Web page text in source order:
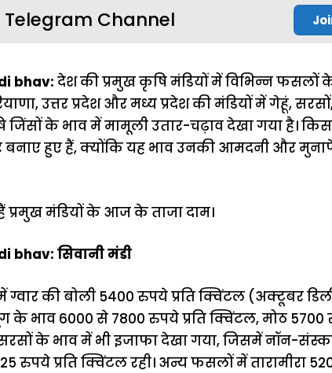
Telegram Channel
bhav: देश की प्रमुख कृषि मंडियों में विभिन्न फसलों
उत्तर प्रदेश और मध्य प्रदेश की मंडियों में गेहूं,
के भाव में मामूली उतार-चढ़ाव देखा गया है।
बनाए हुए हैं, क्योंकि यह भाव उनकी आमदनी और
मंडियों के आज के ताजा दाम।
bhav: सिवानी मंडी
ग्वार की बोली 5400 रुपये प्रति क्विंटल (अक्टूबर
के भाव 6000 से 7800 रुपये प्रति क्विंटल, मोठ
सरसों के भाव में भी इजाफा देखा गया, जिसमें नॉन-
रुपये प्रति क्विंटल रही। अन्य फसलों में तारामीरा